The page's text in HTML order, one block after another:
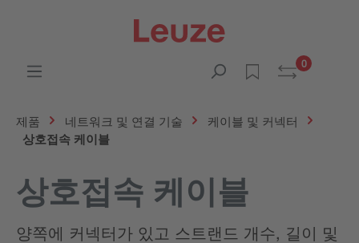
0
제품 네트워크 및 연결 기술
케이블 및 커넥터
상호접속 케이블
상호접속 케이블
양쪽에 커넥터가 있고 스트랜드 개수, 길이 및